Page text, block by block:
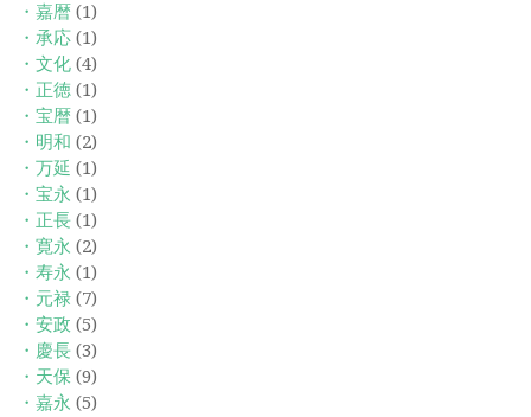
・嘉暦 (1)
・承応 (1)
・文化 (4)
・正徳 (1)
・宝暦 (1)
・明和 (2)
・万延 (1)
・宝永 (1)
・正長 (1)
・寛永 (2)
・寿永 (1)
・元禄 (7)
・安政 (5)
・慶長 (3)
・天保 (9)
・嘉永 (5)